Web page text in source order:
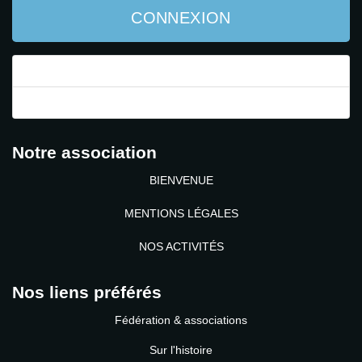
CONNEXION
Notre association
BIENVENUE
MENTIONS LÉGALES
NOS ACTIVITÉS
Nos liens préférés
Fédération & associations
Sur l'histoire